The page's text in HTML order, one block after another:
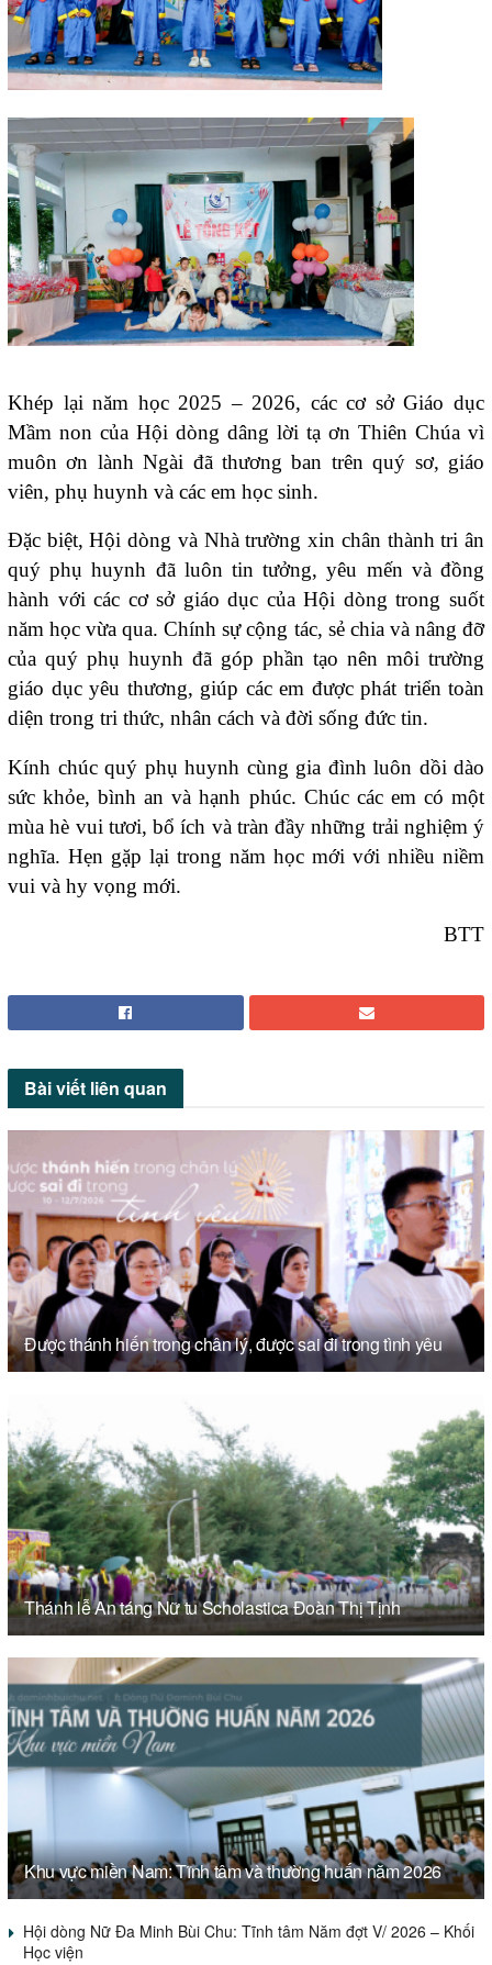
Khép lại năm học 2025 – 2026, các cơ sở Giáo dục
Mầm non của Hội dòng dâng lời tạ ơn Thiên Chúa vì
muôn ơn lành Ngài đã thương ban trên quý sơ, giáo
viên, phụ huynh và các em học sinh.
Đặc biệt, Hội dòng và Nhà trường xin chân thành tri ân
quý phụ huynh đã luôn tin tưởng, yêu mến và đồng
hành với các cơ sở giáo dục của Hội dòng trong suốt
năm học vừa qua. Chính sự cộng tác, sẻ chia và nâng đỡ
của quý phụ huynh đã góp phần tạo nên môi trường
giáo dục yêu thương, giúp các em được phát triển toàn
diện trong tri thức, nhân cách và đời sống đức tin.
Kính chúc quý phụ huynh cùng gia đình luôn dồi dào
sức khỏe, bình an và hạnh phúc. Chúc các em có một
mùa hè vui tươi, bổ ích và tràn đầy những trải nghiệm ý
nghĩa. Hẹn gặp lại trong năm học mới với nhiều niềm
vui và hy vọng mới.
BTT
Bài viết liên quan
Được thánh hiến trong chân lý, được sai đi trong tình yêu
Thánh lễ An táng Nữ tu Scholastica Đoàn Thị Tịnh
Khu vực miền Nam: Tĩnh tâm và thường huấn năm 2026
Hội dòng Nữ Đa Minh Bùi Chu: Tĩnh tâm Năm đợt V/ 2026 – Khối
Học viện